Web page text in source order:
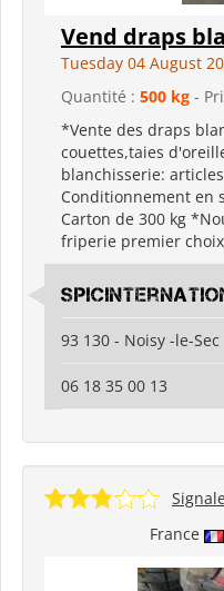
Vend draps
Tuesday 04 August
Quantité : 500 kg -
*Vente des draps
couettes,taies
blanchisserie:
Conditionnement en
Carton de 300 kg
friperie premier
93 130 - Noisy -le-Sec
06 18 35 00 13
France